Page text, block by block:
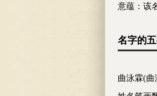
意蕴：该
名字的
曲泳霖(曲